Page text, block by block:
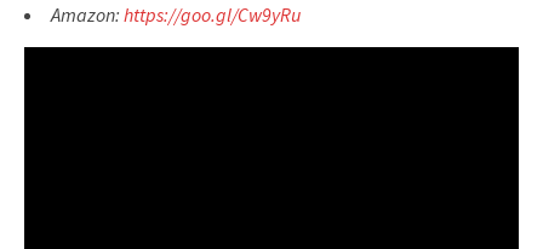
Amazon: https://goo.gl/Cw9yRu